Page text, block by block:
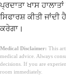
ਪ੍ਰਦਾਤਾ ਖਾਸ
ਸਿਫਾਰਸ਼ ਕੀਤੀ ਜਾਂਦੀ
ਕਰੇਗਾ।
Medical Disclaimer: This
medical advice. Always
decisions. If you are
room immediately.